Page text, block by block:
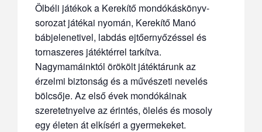
Ölbéli játékok a Kerekítő mondókáskönyv-
sorozat játékai nyomán, Kerekítő Manó
bábjelenetivel, labdás ejtőernyőzéssel és
tornaszeres játéktérrel tarkítva.
Nagymamáinktól örökölt játéktárunk az
érzelmi biztonság és a művészeti nevelés
bölcsője. Az első évek mondókáinak
szeretetnyelve az érintés, ölelés és mosoly
egy életen át elkíséri a gyermekeket.